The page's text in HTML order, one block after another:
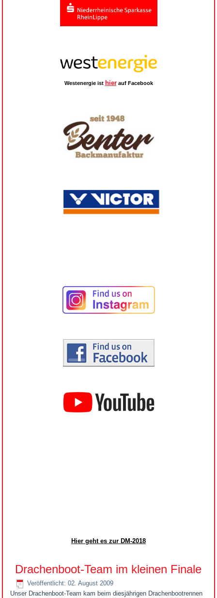
Westenergie ist hierauf Facebook
Hier geht es zur DM-2018
Drachenboot-Team im kleinen Finale
Veröffentlicht: 02. August 2009
Unser Drachenboot-Team kam beim diesjährigen Drachenbootrennen